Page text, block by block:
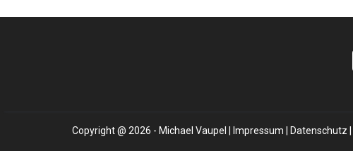
Copyright @ 2026 - Michael Vaupel | Impressum Datenschutz